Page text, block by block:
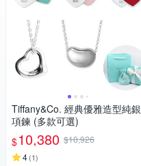
Tiffany&Co. 經典優雅造型純銀
項鍊 (多款可選)
$10,380 $10,926
4(1)